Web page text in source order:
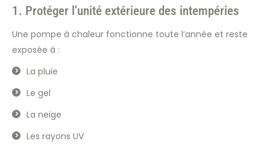
1. Protéger l’unité extérieure des intempéries
Une pompe à chaleur fonctionne toute l’année et reste
exposée à :
La pluie
Le gel
La neige
Les rayons UV